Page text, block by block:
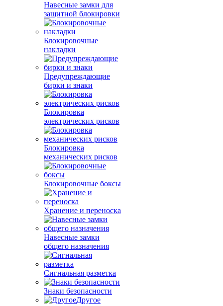
Навесные замки для
защитной блокировки
Блокировочные
накладки
Предупреждающие
бирки и знаки
Блокировка
электрических рисков
Блокировка
механических рисков
Блокировочные боксы
Хранение и переноска
Навесные замки
общего назначения
Сигнальная разметка
Знаки безопасности
Другое